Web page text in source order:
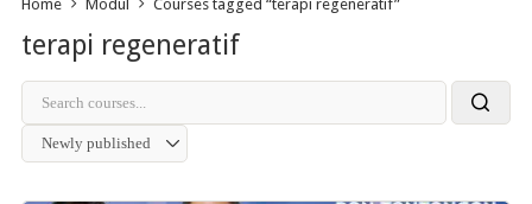
Home Modul Courses tagged “terapi regeneratif”
terapi regeneratif